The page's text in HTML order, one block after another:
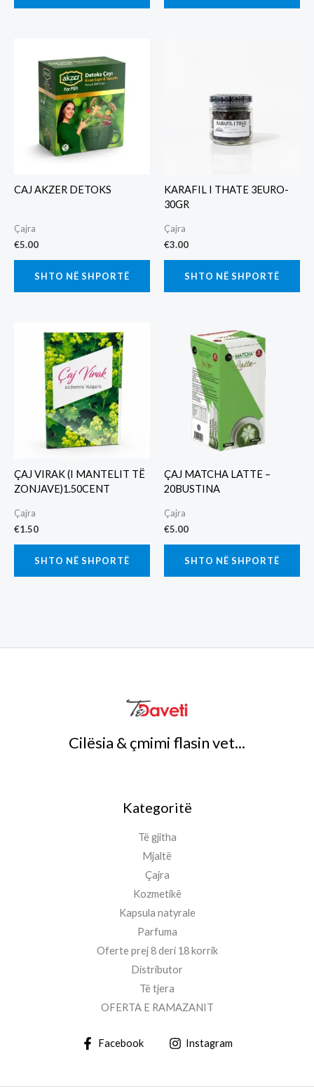
CAJ AKZER DETOKS
Çajra
€5.00
SHTO NË SHPORTË
KARAFIL I THATE 3EURO-
30GR
Çajra
€3.00
SHTO NË SHPORTË
ÇAJ VIRAK (I MANTELIT TË
ZONJAVE)1.50CENT
Çajra
€1.50
SHTO NË SHPORTË
ÇAJ MATCHA LATTE –
20BUSTINA
Çajra
€5.00
SHTO NË SHPORTË
Cilësia & çmimi flasin vet...
Kategoritë
Të gjitha
Mjaltë
Çajra
Kozmetikë
Kapsula natyrale
Parfuma
Oferte prej 8 deri 18 korrik
Distributor
Të tjera
OFERTA E RAMAZANIT
Facebook Instagram